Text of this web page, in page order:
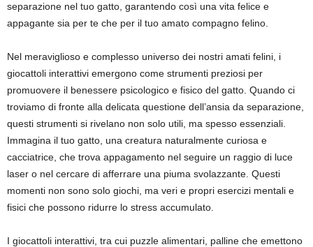
separazione nel tuo gatto, garantendo così una vita felice e
appagante sia per te che per il tuo amato compagno felino.
Nel meraviglioso e complesso universo dei nostri amati felini, i
giocattoli interattivi emergono come strumenti preziosi per
promuovere il benessere psicologico e fisico del gatto. Quando ci
troviamo di fronte alla delicata questione dell’ansia da separazione,
questi strumenti si rivelano non solo utili, ma spesso essenziali.
Immagina il tuo gatto, una creatura naturalmente curiosa e
cacciatrice, che trova appagamento nel seguire un raggio di luce
laser o nel cercare di afferrare una piuma svolazzante. Questi
momenti non sono solo giochi, ma veri e propri esercizi mentali e
fisici che possono ridurre lo stress accumulato.
I giocattoli interattivi, tra cui puzzle alimentari, palline che emettono